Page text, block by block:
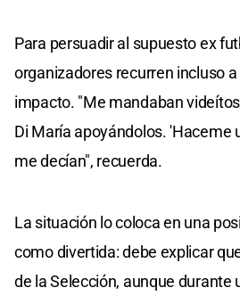
Para persuadir al supuesto ex
organizadores recurren incluso
impacto. "Me mandaban
Di María apoyándolos. 'Haceme
me decían", recuerda.
La situación lo coloca en una
como divertida: debe explicar
de la Selección, aunque durante